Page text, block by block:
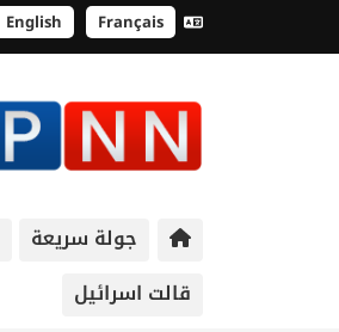
English Français
جولة سريعة
قالت اسرائيل